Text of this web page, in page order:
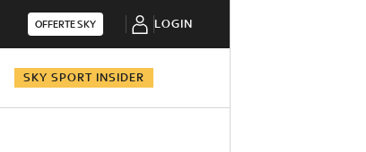
OFFERTE SKY LOGIN
SKY SPORT INSIDER